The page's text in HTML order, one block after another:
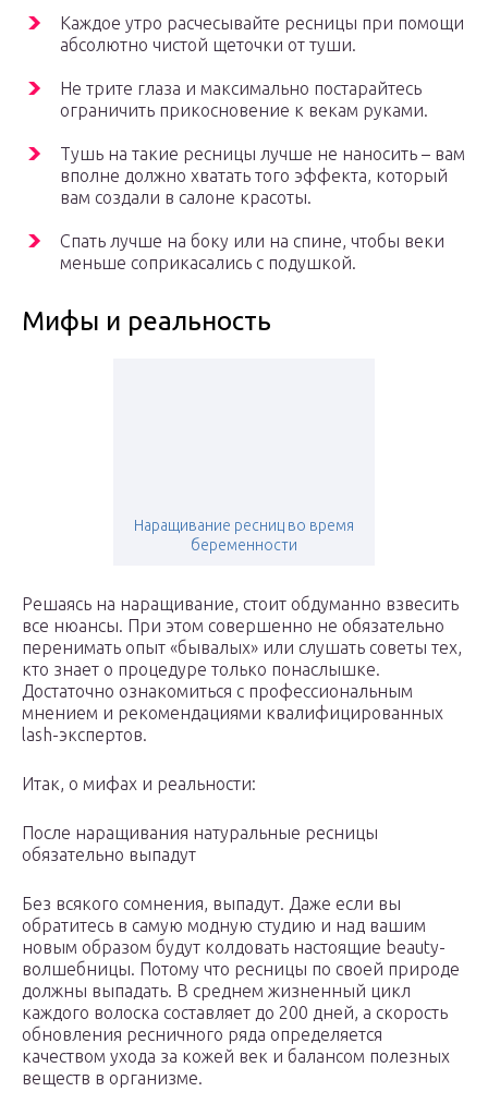
Каждое утро расчесывайте ресницы при помощи
абсолютно чистой щеточки от туши.
Не трите глаза и максимально постарайтесь
ограничить прикосновение к векам руками.
Тушь на такие ресницы лучше не наносить – вам
вполне должно хватать того эффекта, который
вам создали в салоне красоты.
Спать лучше на боку или на спине, чтобы веки
меньше соприкасались с подушкой.
Мифы и реальность
Наращивание ресниц во время
беременности
Решаясь на наращивание, стоит обдуманно взвесить
все нюансы. При этом совершенно не обязательно
перенимать опыт «бывалых» или слушать советы тех,
кто знает о процедуре только понаслышке.
Достаточно ознакомиться с профессиональным
мнением и рекомендациями квалифицированных
lash-экспертов.
Итак, о мифах и реальности:
После наращивания натуральные ресницы
обязательно выпадут
Без всякого сомнения, выпадут. Даже если вы
обратитесь в самую модную студию и над вашим
новым образом будут колдовать настоящие beauty-
волшебницы. Потому что ресницы по своей природе
должны выпадать. В среднем жизненный цикл
каждого волоска составляет до 200 дней, а скорость
обновления ресничного ряда определяется
качеством ухода за кожей век и балансом полезных
веществ в организме.